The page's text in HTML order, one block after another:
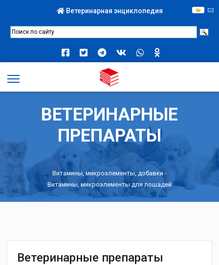
Ветеринарная энциклопедия
ВЕТЕРИНАРНЫЕ
ПРЕПАРАТЫ
Витамины, микроэлементы, добавки -
Витамины, микроэлементы для лошадей
Ветеринарные препараты